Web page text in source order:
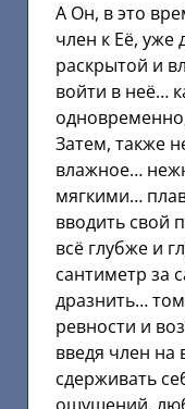
А Он, в это
член к Её, уже
раскрытой и
войти в неё…
Затем, также
влажное…
мягкими…
вводить свой
всё глубже и
сантиметр за
дразнить…
ревности и
введя член на
сдерживать